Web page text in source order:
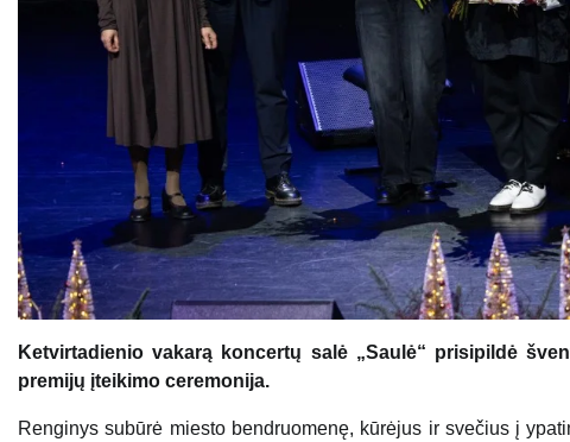
Ketvirtadienio vakarą koncertų salė „Saulė“ prisipildė
premijų įteikimo ceremonija.
Renginys subūrė miesto bendruomenę, kūrėjus ir svečius į